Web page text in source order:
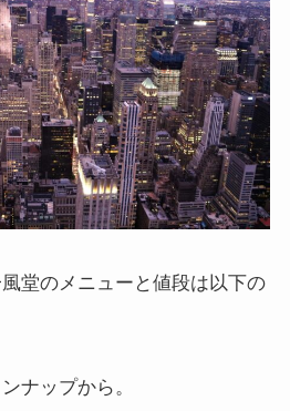
堂のメニューと値段は以下の
ナップから。